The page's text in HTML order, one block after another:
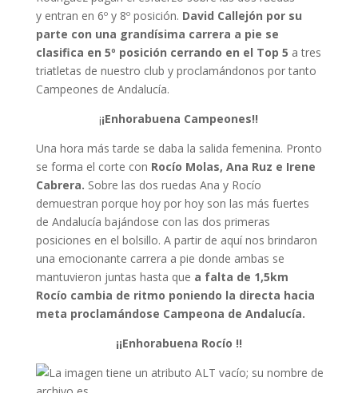
y entran en 6º y 8º posición. David Callejón por su
parte con una grandísima carrera a pie se
clasifica en 5º posición cerrando en el Top 5 a tres
triatletas de nuestro club y proclamándonos por tanto
Campeones de Andalucía.
¡¡Enhorabuena Campeones!!
Una hora más tarde se daba la salida femenina. Pronto
se forma el corte con Rocío Molas, Ana Ruz e Irene
Cabrera. Sobre las dos ruedas Ana y Rocío
demuestran porque hoy por hoy son las más fuertes
de Andalucía bajándose con las dos primeras
posiciones en el bolsillo. A partir de aquí nos brindaron
una emocionante carrera a pie donde ambas se
mantuvieron juntas hasta que a falta de 1,5km
Rocío cambia de ritmo poniendo la directa hacia
meta proclamándose Campeona de Andalucía.
¡¡Enhorabuena Rocío !!